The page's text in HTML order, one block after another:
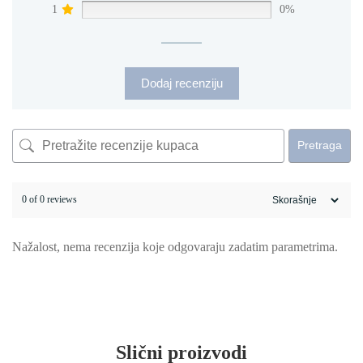
1 0%
Dodaj recenziju
Pretraga
0 of 0 reviews
Nažalost, nema recenzija koje odgovaraju zadatim parametrima.
Slični proizvodi